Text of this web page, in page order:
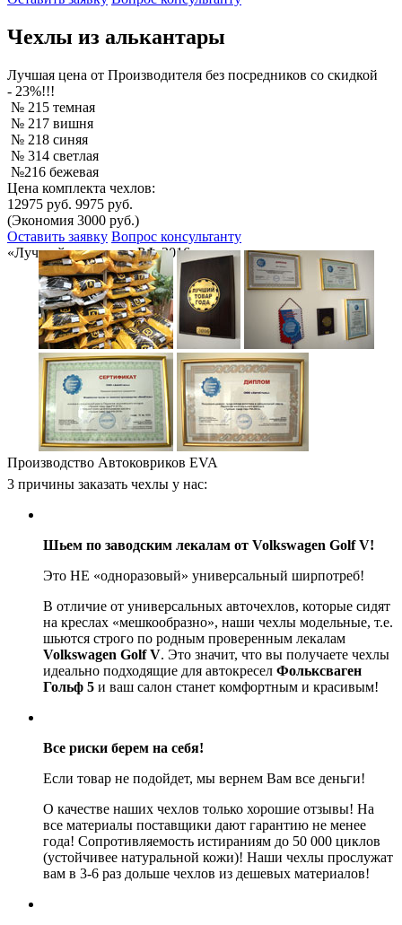
Чехлы из алькантары
Лучшая цена от Производителя без посредников со скидкой
- 23%!!!
№ 215 темная
№ 217 вишня
№ 218 синяя
№ 314 светлая
№216 бежевая
Цена комплекта чехлов:
12975 руб. 9975 руб.
(Экономия 3000 руб.)
Оставить заявку Вопрос консультанту
«Лучший товар года РФ-2016»
Производство Автоковриков EVA
3 причины заказать чехлы у нас:
Шьем по заводским лекалам от Volkswagen Golf V!
Это НЕ «одноразовый» универсальный ширпотреб!
В отличие от универсальных авточехлов, которые сидят
на креслах «мешкообразно», наши чехлы модельные, т.е.
шьются строго по родным проверенным лекалам
Volkswagen Golf V. Это значит, что вы получаете чехлы
идеально подходящие для автокресел Фольксваген
Гольф 5 и ваш салон станет комфортным и красивым!
Все риски берем на себя!
Если товар не подойдет, мы вернем Вам все деньги!
О качестве наших чехлов только хорошие отзывы! На
все материалы поставщики дают гарантию не менее
года! Сопротивляемость истираниям до 50 000 циклов
(устойчивее натуральной кожи)! Наши чехлы прослужат
вам в 3-6 раз дольше чехлов из дешевых материалов!